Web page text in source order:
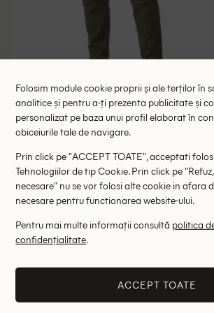
Pantaloni Pepe Jeans, verde
RRP: 559.00 lei
W32
Altii au fost interesati de
Folosim module cookie proprii și ale terților în
analitice și pentru a-ți prezenta publicitate și
personalizat pe baza unui profil elaborat în
obiceiurile tale de navigare.
Prin click pe "ACCEPT TOATE", acceptati
Tehnologiilor de tip Cookie. Prin click pe
necesare" nu se vor folosi alte cookie in afara
necesare pentru functionarea website-ului.
Pentru mai multe informații consultă politica
confidențialitate.
ACCEPT TOATE